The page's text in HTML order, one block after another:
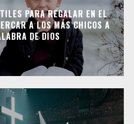
PARA REGALAR EN EL
A LOS MÁS CHICOS A
DE DIOS